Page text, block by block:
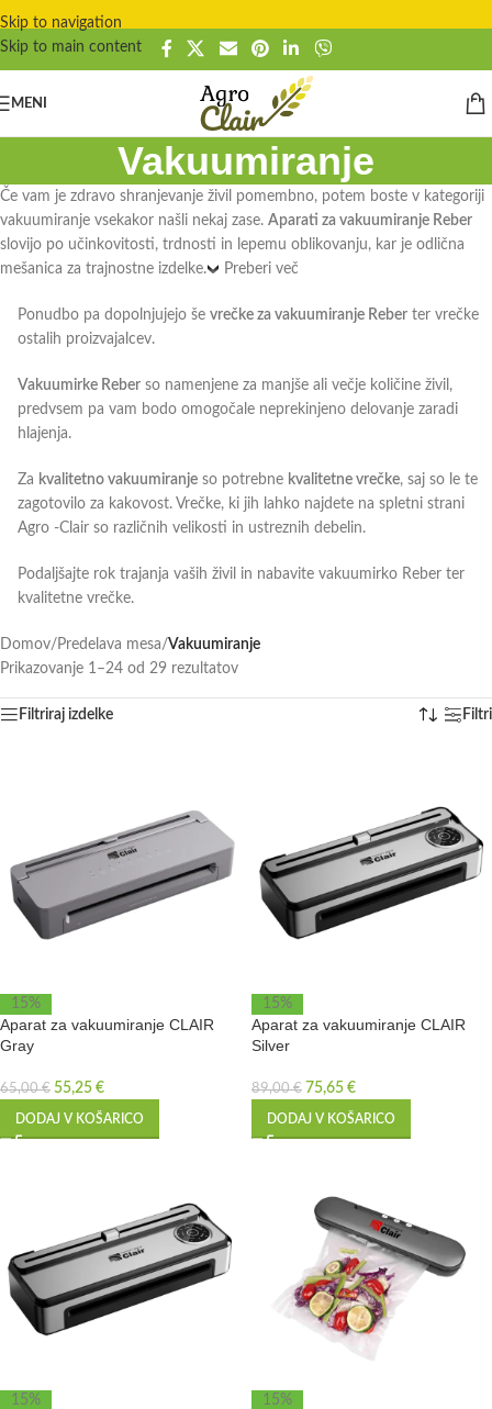
Skip to navigation
Skip to main content
MENI
Vakuumiranje
Če vam je zdravo shranjevanje živil pomembno, potem boste v kategoriji
vakuumiranje vsekakor našli nekaj zase. Aparati za vakuumiranje Reber
slovijo po učinkovitosti, trdnosti in lepemu oblikovanju, kar je odlična
mešanica za trajnostne izdelke.
Preberi več
Ponudbo pa dopolnjujejo še vrečke za vakuumiranje Reber ter vrečke
ostalih proizvajalcev.
Vakuumirke Reber so namenjene za manjše ali večje količine živil,
predvsem pa vam bodo omogočale neprekinjeno delovanje zaradi
hlajenja.
Za kvalitetno vakuumiranje so potrebne kvalitetne vrečke, saj so le te
zagotovilo za kakovost. Vrečke, ki jih lahko najdete na spletni strani
Agro -Clair so različnih velikosti in ustreznih debelin.
Podaljšajte rok trajanja vaših živil in nabavite vakuumirko Reber ter
kvalitetne vrečke.
Domov/ Predelava mesa/Vakuumiranje
Prikazovanje 1–24 od 29 rezultatov
Filtriraj izdelke Filtri
15%
Aparat za vakuumiranje CLAIR
Gray
65,00€ 55,25 €
DODAJ V KOŠARICO
15%
Aparat za vakuumiranje CLAIR
Silver
89,00€ 75,65 €
DODAJ V KOŠARICO
15% 15%